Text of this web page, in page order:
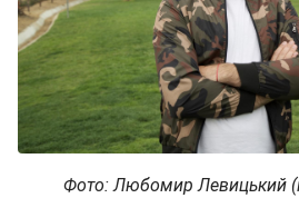
Фото: Любомир Левицький